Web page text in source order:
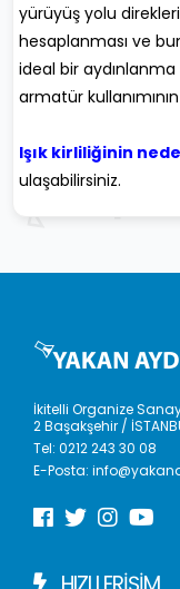
yürüyüş yolu
hesaplanması ve
ideal bir
armatür
Işık kirliliğinin
ulaşabilirsiniz.
İkitelli Organize
2 Başakşehir /
Tel:0212 243 30 08
E-Posta: